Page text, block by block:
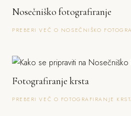
Nosečniško fotografiranje
PREBERI VEČ O NOSEČNIŠKO
Fotografiranje krsta
PREBERI VEČ O FOTOGRAFIRANJE